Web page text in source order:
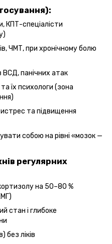
КПТ-спеціалісти
ЧМТ, при хронічному болю
ВСД, панічних атак
їх психологи (зона
та підвищення
собою на рівні «мозок —
регулярних
на 50–80 %
стан і глибоке
без ліків